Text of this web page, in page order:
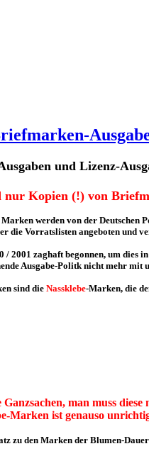
und Lizenz-
nur Kopien (!) von
werden von der Deutschen
die Vorratslisten angeboten und
2001 zaghaft begonnen, um dies
Ausgabe-Politk nicht mehr
sind die Nassklebe-Marken, die
man muss
Marken ist genauso
zu den Marken der Blumen-